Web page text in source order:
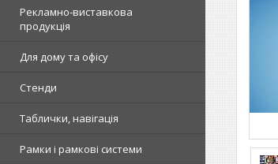
Рекламно-виставкова
продукція
Для дому та офісу
Стенди
Таблички, навігація
Рамки і рамкові системи